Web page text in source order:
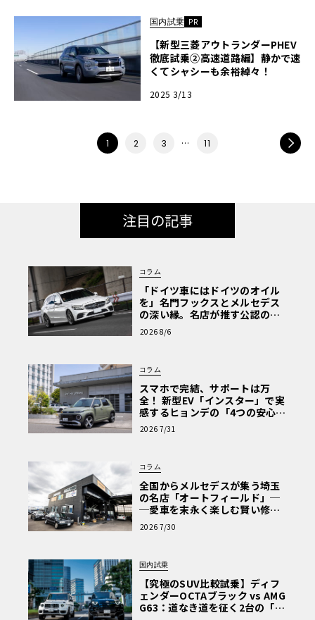
国内試乗 PR
【新型三菱アウトランダーPHEV
徹底試乗②高速道路編】静かで速
くてシャシーも余裕綽々！
2025 3/13
1 2 3 … 11
注目の記事
コラム
「ドイツ車にはドイツのオイル
を」名門フックスとメルセデス
の深い縁。名店が推す公認の安
心と、Cクラスで味わうシルキー
な走り〈PR〉
2026 8/6
コラム
スマホで完結、サポートは万
全！ 新型EV「インスター」で実
感するヒョンデの「4つの安心」
【第1回・ヒョンデ6つの疑問：
Why? Hyundai?】〈PR〉
2026 7/31
コラム
全国からメルセデスが集う埼玉
の名店「オートフィールド」─
─愛車を末永く楽しむ賢い修理
術と、プロがフックス製オイル
を選ぶ理由〈PR〉
2026 7/30
国内試乗
【究極のSUV比較試乗】ディフ
ェンダーOCTAブラック vs AMG
G63：道なき道を征く2台の「対